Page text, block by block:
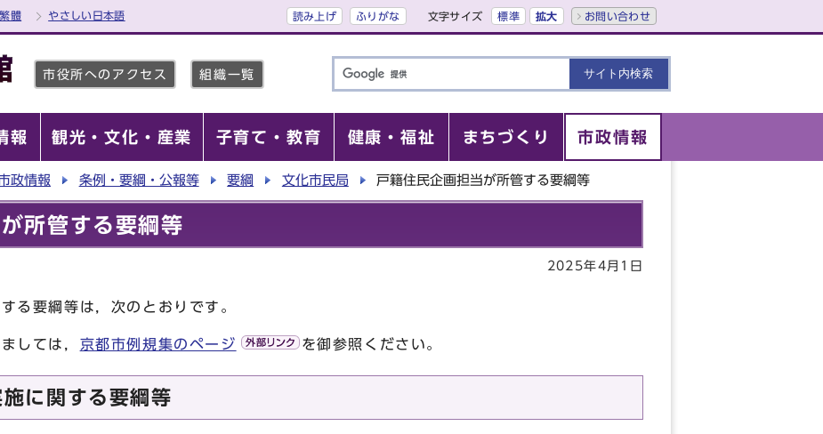
體 やさしい日本語 読み上げ ふりがな 文字サイズ 標準 拡大 お問い合わせ
市役所へのアクセス 組織一覧
報 観光・文化・産業 子育て・教育 健康・福祉 まちづくり 市政情報
政情報 条例・要綱・公報等 要綱 文化市民局 戸籍住民企画担当が所管する要綱等
所管する要綱等
2025年4月1日
る要綱等は，次のとおりです。
しては， 京都市例規集のページ を御参照ください。
に関する要綱等